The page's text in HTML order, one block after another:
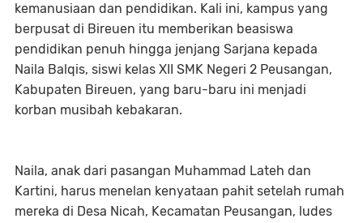
kemanusiaan dan pendidikan. Kali ini, kampus yang
berpusat di Bireuen itu memberikan beasiswa
pendidikan penuh hingga jenjang Sarjana kepada
Naila Balqis, siswi kelas XII SMK Negeri 2 Peusangan,
Kabupaten Bireuen, yang baru-baru ini menjadi
korban musibah kebakaran.
Naila, anak dari pasangan Muhammad Lateh dan
Kartini, harus menelan kenyataan pahit setelah rumah
mereka di Desa Nicah, Kecamatan Peusangan, ludes